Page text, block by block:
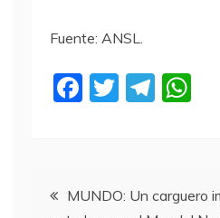
Fuente: ANSL.
F
b
T
T
a A
Navegación
MUNDO: Un carguero